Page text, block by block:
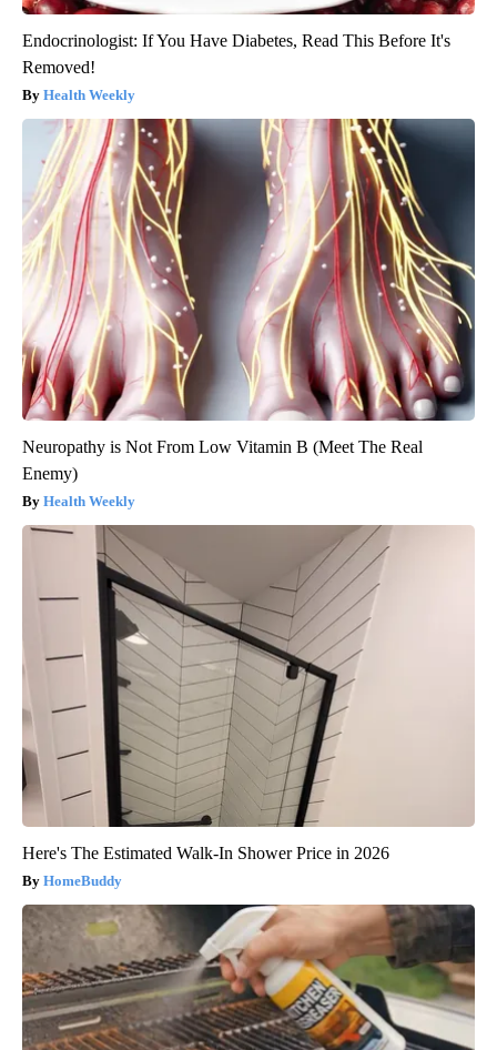
Endocrinologist: If You Have Diabetes, Read This Before It's
Removed!
Health Weekly
Neuropathy is Not From Low Vitamin B (Meet The Real
Enemy)
Health Weekly
Here's The Estimated Walk-In Shower Price in 2026
HomeBuddy